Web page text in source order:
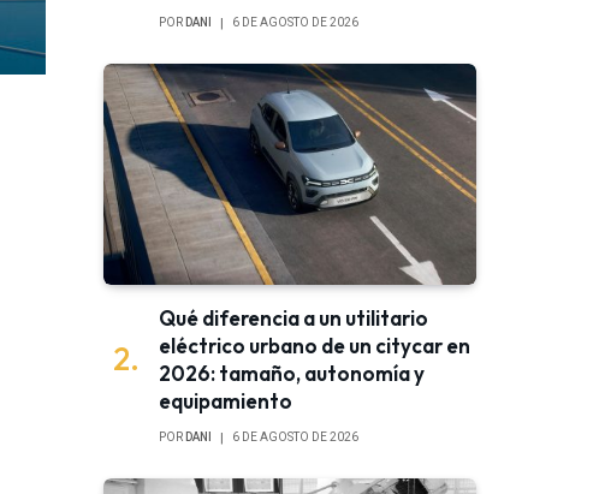
POR DANI 6 DE AGOSTO DE 2026
Qué diferencia a un utilitario
eléctrico urbano de un citycar en
2026: tamaño, autonomía y
equipamiento
POR DANI 6 DE AGOSTO DE 2026